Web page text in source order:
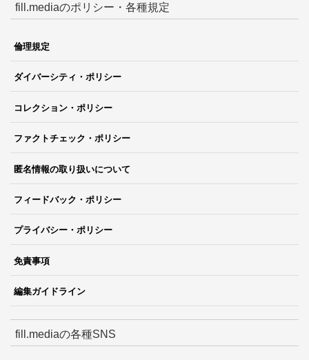
fill.mediaのポリシー・各種規定
倫理規定
ダイバーシティ・ポリシー
コレクション・ポリシー
ファクトチェック・ポリシー
匿名情報の取り扱いについて
フィードバック・ポリシー
プライバシー・ポリシー
免責事項
編集ガイドライン
fill.mediaの各種SNS